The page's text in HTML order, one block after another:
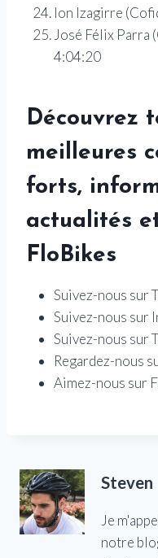
Ion Izagirre
José Félix Parra
4:04:20
Découvrez
meilleures
forts,
actualités
FloBikes
Suivez-nous sur
Suivez-nous sur
Suivez-nous sur
Regardez-nous
Aimez-nous sur
Steven
Je
notre